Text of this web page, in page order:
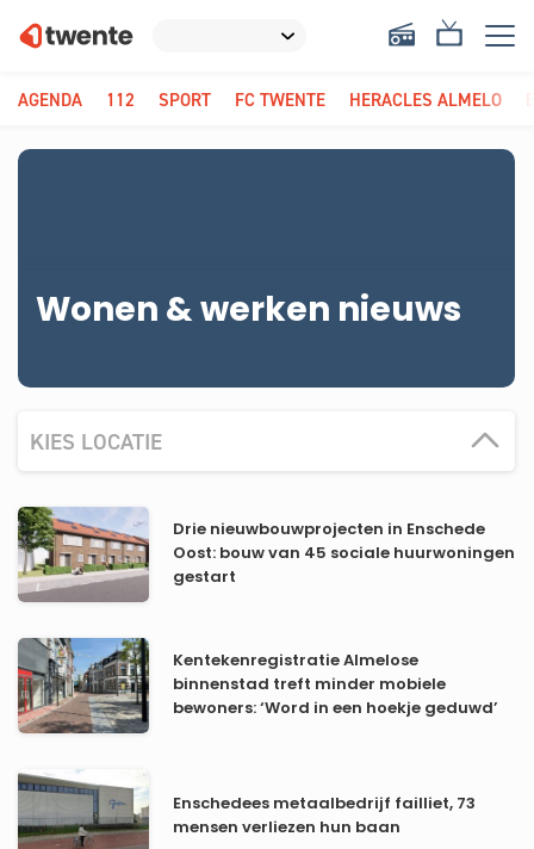
AGENDA 112 SPORT FC TWENTE HERACLES ALMELO
Wonen & werken nieuws
KIES LOCATIE
Drie nieuwbouwprojecten in Enschede
Oost: bouw van 45 sociale huurwoningen
gestart
Kentekenregistratie Almelose
binnenstad treft minder mobiele
bewoners: ‘Word in een hoekje geduwd’
Enschedees metaalbedrijf failliet, 73
mensen verliezen hun baan